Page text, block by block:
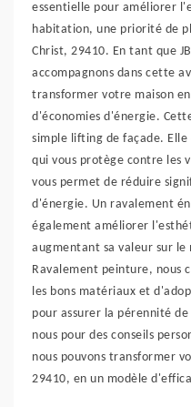
essentielle pour améliorer
habitation, une priorité de
Christ, 29410. En tant que
accompagnons dans cette
transformer votre maison
d'économies d'énergie.
simple lifting de façade.
qui vous protège contre les
vous permet de réduire
d'énergie. Un ravalement
également améliorer
augmentant sa valeur sur le
Ravalement peinture, nous
les bons matériaux et
pour assurer la pérennité
nous pour des conseils
nous pouvons transformer
29410, en un modèle